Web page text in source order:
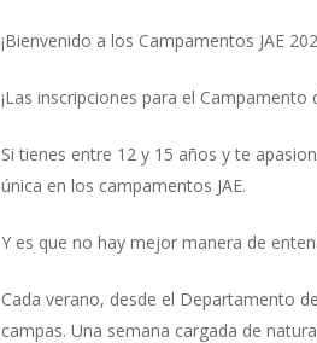
¡Bienvenido a los Campamentos JAE
¡Las inscripciones para el Campamento
Si tienes entre 12 y 15 años y te
única en los campamentos JAE.
Y es que no hay mejor manera de
Cada verano, desde el Departamento
campas. Una semana cargada de